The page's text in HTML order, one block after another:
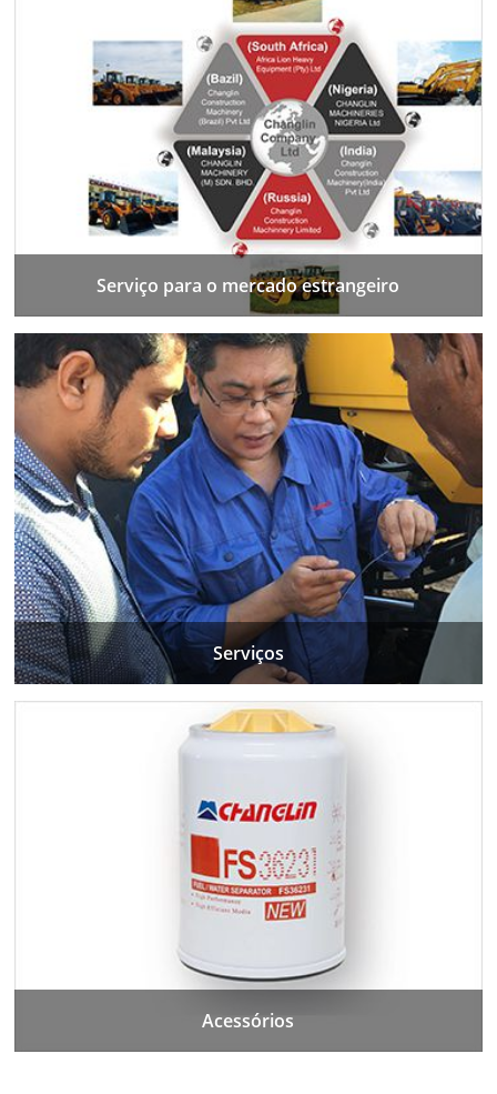
Serviço para o mercado estrangeiro
Serviços
Acessórios